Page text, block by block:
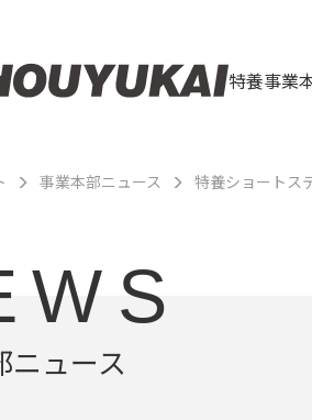
特養事業
事業本部ニュース 特養ショートス
ニュース